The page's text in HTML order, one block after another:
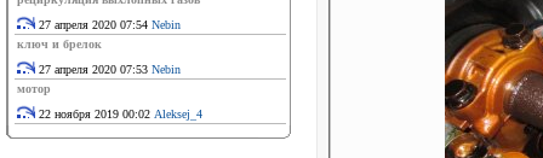
27 апреля 2020 07:54 Nebin
ключ и брелок
27 апреля 2020 07:53 Nebin
мотор
22 ноября 2019 00:02 Aleksej_4